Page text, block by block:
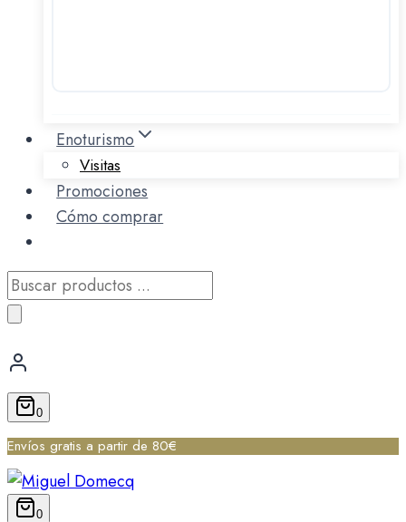
Enoturismo
Visitas
Promociones
Cómo comprar
Búsqueda
de
0
Envíos gratis a partir de 80€
0